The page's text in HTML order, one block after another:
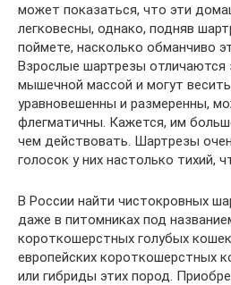
может показаться, что эти
легковесны, однако, подняв
поймете, насколько обманчиво
Взрослые шартрезы отличаются
мышечной массой и могут
уравновешенны и размеренны,
флегматичны. Кажется, им
чем действовать. Шартрезы
голосок у них настолько тихий,
В России найти чистокровных
даже в питомниках под
короткошерстных голубых
европейских короткошерстных
или гибриды этих пород.